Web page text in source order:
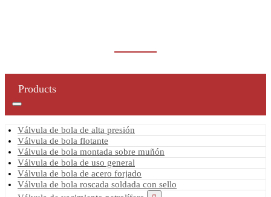
Products
Válvula de bola de alta presión
Válvula de bola flotante
Válvula de bola montada sobre muñón
Válvula de bola de uso general
Válvula de bola de acero forjado
Válvula de bola roscada soldada con sello